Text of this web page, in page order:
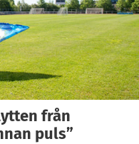
från
puls”